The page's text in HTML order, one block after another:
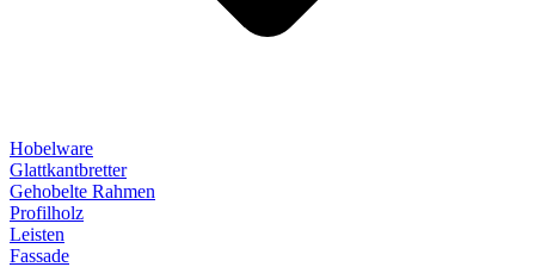
Hobelware
Glattkantbretter
Gehobelte Rahmen
Profilholz
Leisten
Fassade